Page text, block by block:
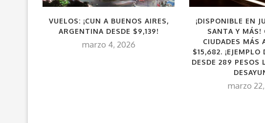
VUELOS: ¡CUN A BUENOS AIRES,
ARGENTINA DESDE $9,139!
marzo 4, 2026
¡DISPONIBLE EN
SANTA Y MÁS!
CIUDADES MÁS
$15,682. ¡EJEMPLO
DESDE 289 PESOS
marzo 22,